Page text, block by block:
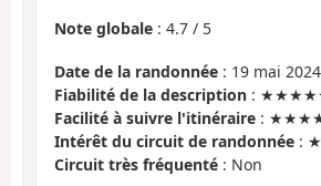
Note globale : 4.7 / 5
Date de la randonnée : 19 mai 2024
Fiabilité de la description :
Facilité à suivre l'itinéraire :
Intérêt du circuit de randonnée :
Circuit très fréquenté : Non